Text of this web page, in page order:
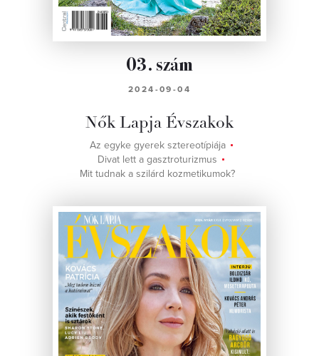
03. szám
2024-09-04
Nők Lapja Évszakok
Az egyke gyerek sztereotípiája
Divat lett a gasztroturizmus
Mit tudnak a szilárd kozmetikumok?